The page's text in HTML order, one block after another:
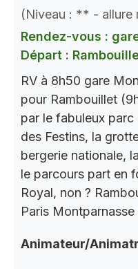
(Niveau : ** - allure
Rendez-vous :
Départ :
RV à 8h50 gare
pour Rambouillet
par le fabuleux parc
des Festins, la
bergerie nationale,
le parcours part en
Royal, non ?
Paris Montparnasse
Animateur/